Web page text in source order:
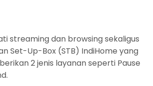
streaming dan browsing sekaligus
Set-Up-Box (STB) IndiHome yang
2 jenis layanan seperti Pause